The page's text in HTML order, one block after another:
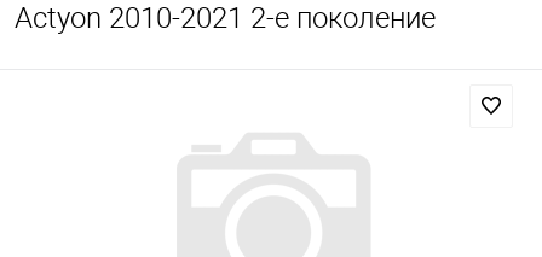
Actyon 2010-2021 2-е поколение